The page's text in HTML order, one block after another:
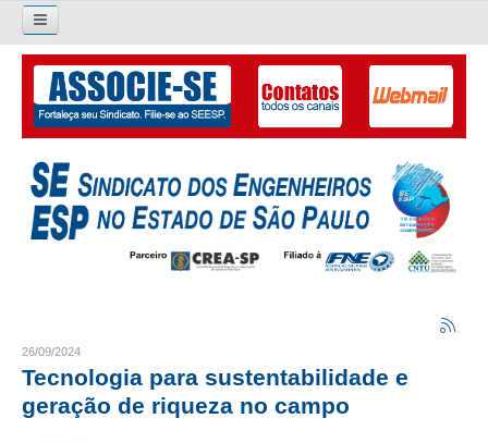
Pesquisar...
O SINDICATO
APRESENTAÇÃO
PALAVRA DO PRESIDENTE
LIVRO GESTÃO 2026-2029
SUBSEDES SINDICAIS
26/09/2024
Tecnologia para sustentabilidade e
geração de riqueza no campo